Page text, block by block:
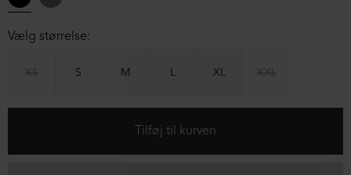
Vælg størrelse:
XS S M L XL XXL